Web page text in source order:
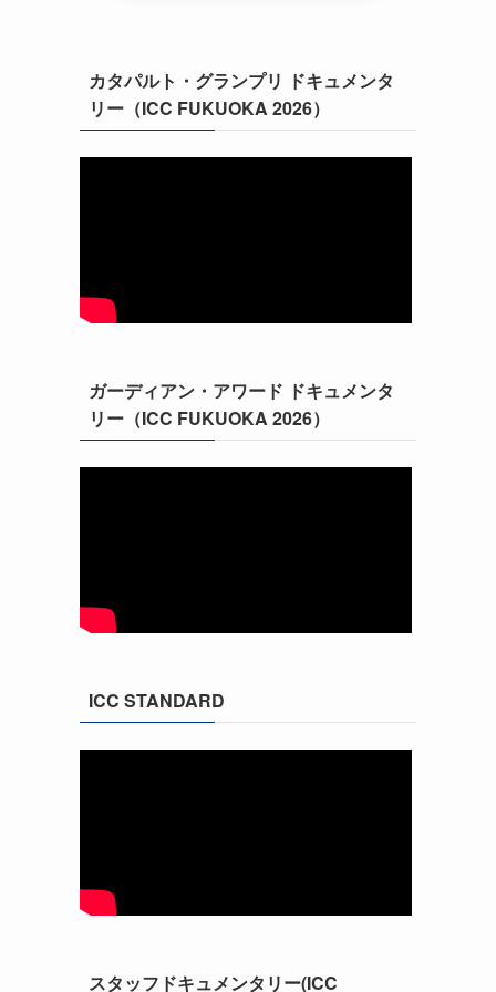
カタパルト・グランプリ ドキュメンタ
リー（ICC FUKUOKA 2026）
ガーディアン・アワード ドキュメンタ
リー（ICC FUKUOKA 2026）
ICC STANDARD
スタッフドキュメンタリー(ICC